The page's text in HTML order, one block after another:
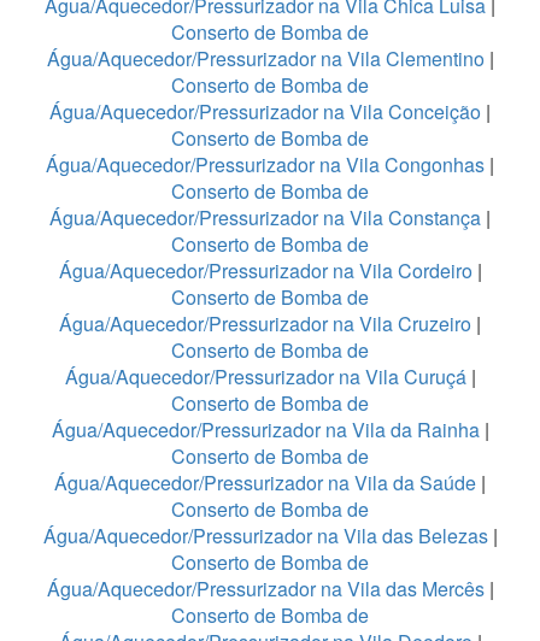
Água/Aquecedor/Pressurizador na Vila Chica Luisa |
Conserto de Bomba de
Água/Aquecedor/Pressurizador na Vila Clementino|
Conserto de Bomba de
Água/Aquecedor/Pressurizador na Vila Conceição |
Conserto de Bomba de
Água/Aquecedor/Pressurizador na Vila Congonhas |
Conserto de Bomba de
Água/Aquecedor/Pressurizador na Vila Constança |
Conserto de Bomba de
Água/Aquecedor/Pressurizador na Vila Cordeiro|
Conserto de Bomba de
Água/Aquecedor/Pressurizador na Vila Cruzeiro |
Conserto de Bomba de
Água/Aquecedor/Pressurizador na Vila Curuçá |
Conserto de Bomba de
Água/Aquecedor/Pressurizador na Vila da Rainha |
Conserto de Bomba de
Água/Aquecedor/Pressurizador na Vila da Saúde |
Conserto de Bomba de
Água/Aquecedor/Pressurizador na Vila das Belezas|
Conserto de Bomba de
Água/Aquecedor/Pressurizador na Vila das Mercês|
Conserto de Bomba de